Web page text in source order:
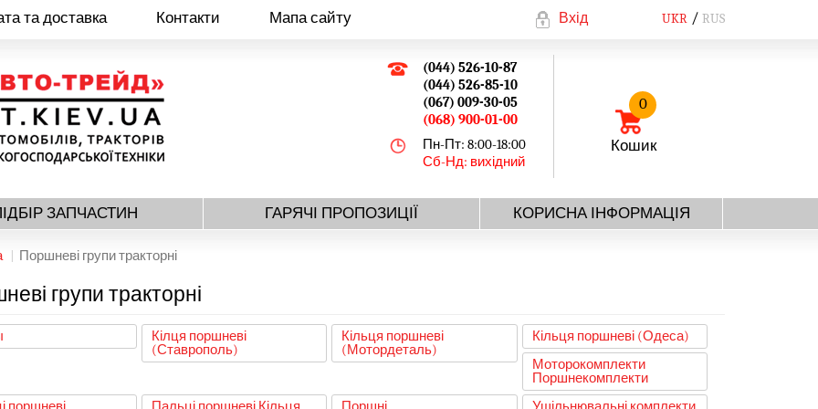
ЗАПЧАСТИН ГАРЯЧІ ПРОПОЗИЦІЇ КОРИСНА ІНФОРМАЦІЯ
UKR RUS
та доставка Контакти Мапа сайту Вхід
(044) 526-10-87
(044) 526-85-10
(067) 009-30-05
(068) 900-01-00
Пн-Пт: 8:00-18:00
Сб-Нд: вихідний
0
Кошик
Поршневі групи тракторні
групи тракторні
Кілця поршневі
(Ставрополь)
Кільця поршневі
(Мотордеталь)
Кільця поршневі (Одеса)
Моторокомплекти
Поршнекомплекти